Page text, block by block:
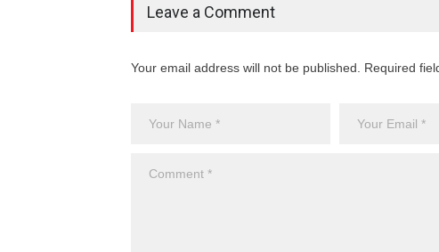
Leave a Comment
Your email address will not be published. Required